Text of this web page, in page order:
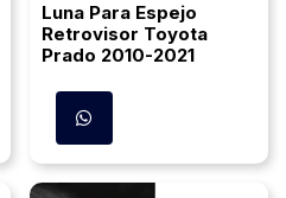
Luna Para Espejo
Retrovisor Toyota
Prado 2010-2021